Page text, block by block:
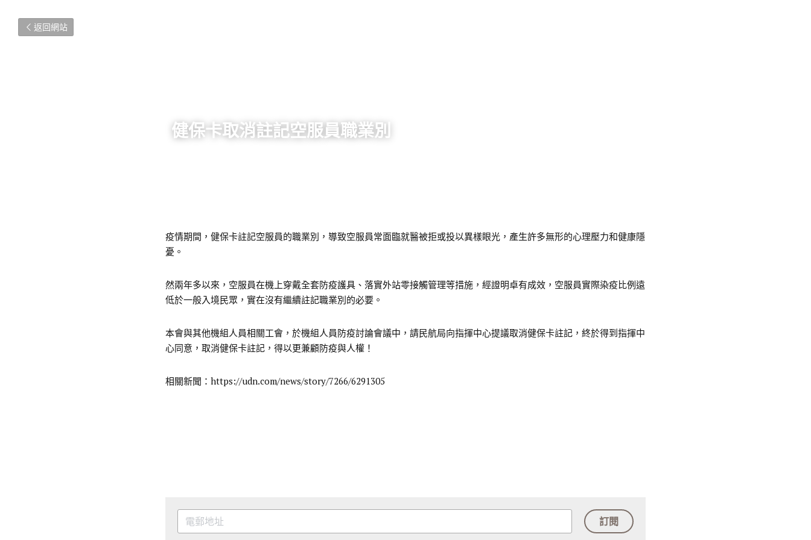
返回網站
健保卡取消註記空服員職業別
疫情期間，健保卡註記空服員的職業別，導致空服員常面臨就醫被拒或投以異樣眼光，產生許多無形的心理壓力和健康隱
憂。
然兩年多以來，空服員在機上穿戴全套防疫護具、落實外站零接觸管理等措施，經證明卓有成效，空服員實際染疫比例遠
低於一般入境民眾，實在沒有繼續註記職業別的必要。
本會與其他機組人員相關工會，於機組人員防疫討論會議中，請民航局向指揮中心提議取消健保卡註記，終於得到指揮中
心同意，取消健保卡註記，得以更兼顧防疫與人權！
相關新聞： https://udn.com/news/story/7266/6291305
訂閱